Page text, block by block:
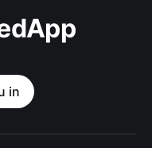
in